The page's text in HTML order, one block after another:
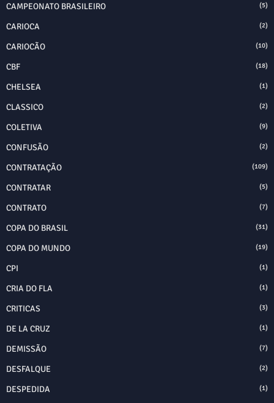
CAMPEONATO BRASILEIRO (5)
CARIOCA (2)
CARIOCÃO (10)
CBF (18)
CHELSEA (1)
CLASSICO (2)
COLETIVA (9)
CONFUSÃO (2)
CONTRATAÇÃO (109)
CONTRATAR (5)
CONTRATO (7)
COPA DO BRASIL (31)
COPA DO MUNDO (19)
CPI (1)
CRIA DO FLA (1)
CRITICAS (3)
DE LA CRUZ (1)
DEMISSÃO (7)
DESFALQUE (2)
DESPEDIDA (1)